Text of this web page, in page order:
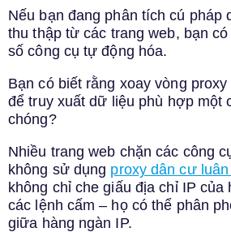
Nếu bạn đang phân tích cú pháp
thu thập từ các trang web, bạn
số công cụ tự động hóa.
Bạn có biết rằng xoay vòng
để truy xuất dữ liệu phù hợp một
chóng?
Nhiều trang web chặn các công
không sử dụng proxy dân cư
không chỉ che giấu địa chỉ IP của
các lệnh cấm – họ có thể phân
giữa hàng ngàn IP.